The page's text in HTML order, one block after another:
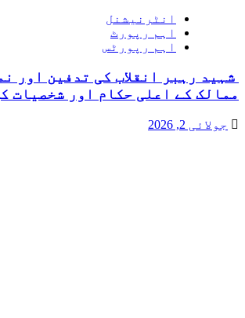
انٹرنیشنل
اہم رپورٹ
اہم رپورٹس
شہید رہبر انقلاب کی تدفین اور
ممالک کے اعلی حکام اور شخصیات
جولائی 2, 2026